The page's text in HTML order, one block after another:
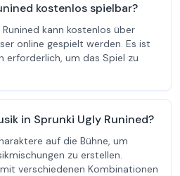
kostenlos spielbar?
Runined kann kostenlos über
online gespielt werden. Es ist
erforderlich, um das Spiel zu
in Sprunki Ugly Runined?
auf die Bühne, um
zu erstellen.
verschiedenen Kombinationen